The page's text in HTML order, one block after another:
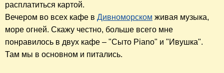
расплатиться картой.
Вечером во всех кафе в Дивноморском живая музыка,
море огней. Скажу честно, больше всего мне
понравилось в двух кафе – "Сыто Piano" и "Ивушка".
Там мы в основном и питались.